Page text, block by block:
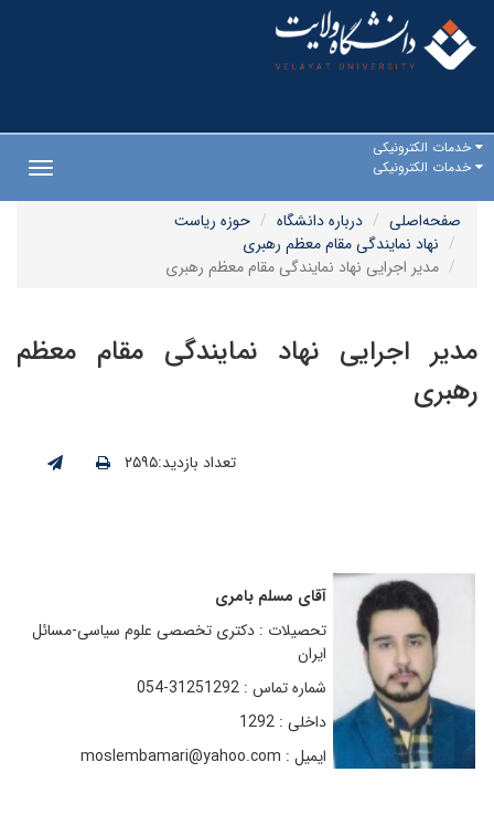
خدمات الکترونیکی
خدمات الکترونیکی
صفحه‌اصلی
درباره دانشگاه
حوزه ریاست
نهاد نمایندگی مقام معظم رهبری
مدیر اجرایی نهاد نمایندگی مقام معظم رهبری
مدیر اجرایی نهاد نمایندگی مقام معظم
رهبری
تعداد بازدید:۲۵۹۵
آقای مسلم بامری
تحصیلات : دکتری تخصصی علوم سیاسی-مسائل
ایران
شماره تماس : 31251292-054
داخلی : 1292
ایمیل : moslembamari@yahoo.com